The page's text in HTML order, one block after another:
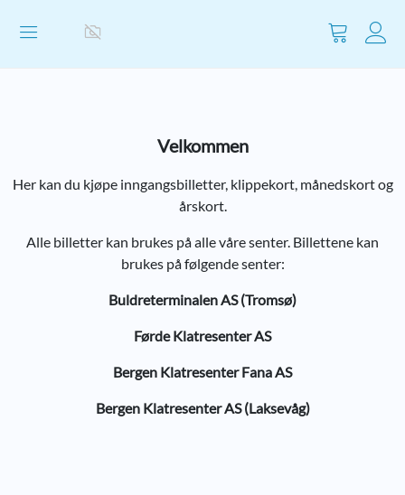
Velkommen
Her kan du kjøpe inngangsbilletter, klippekort, månedskort og
årskort.
Alle billetter kan brukes på alle våre senter. Billettene kan
brukes på følgende senter:
Buldreterminalen AS (Tromsø)
Førde Klatresenter AS
Bergen Klatresenter Fana AS
Bergen Klatresenter AS (Laksevåg)